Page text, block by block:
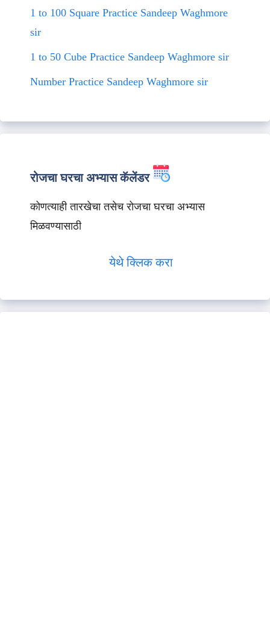
1 to 100 Square Practice Sandeep Waghmore
sir
1 to 50 Cube Practice Sandeep Waghmore sir
Number Practice Sandeep Waghmore sir
रोजचा घरचा अभ्यास कॅलेंडर
कोणत्याही तारखेचा तसेच रोजचा घरचा अभ्यास
मिळवण्यासाठी
येथे क्लिक करा